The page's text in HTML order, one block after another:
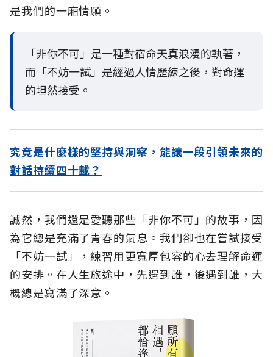
是我們的一廂情願。
「非你不可」是一種對宿命天真浪漫的執著，
而「不妨一試」是經過人情歷練之後，對命運
的坦然接受。
究竟是什麼樣的堅持與洞察，能讓一段引領未來的
對話持續四十載？
誠然，我們還是愛聽那些「非你不可」的故事，因
為它總是充滿了青春的氣息。我們卻也在嘗試接受
「不妨一試」，練習用更寬厚包容的心去理解命運
的安排。在人生旅途中，先遇到誰，後遇到誰，大
概總是寫滿了深意。